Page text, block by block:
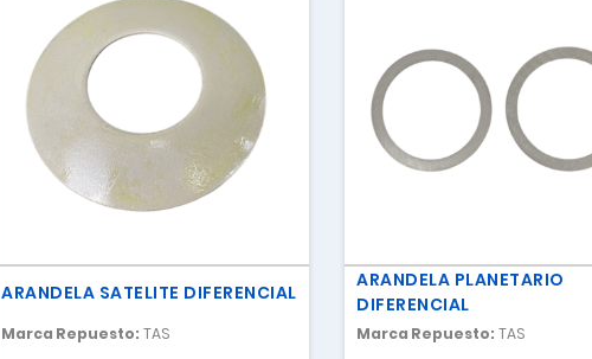
ARANDELA SATELITE DIFERENCIAL
Marca Repuesto: TAS
ARANDELA PLANETARIO
DIFERENCIAL
Marca Repuesto: TAS